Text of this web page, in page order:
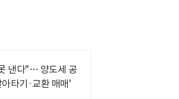
낸다"… 양도세 공
타기·교환 매매'